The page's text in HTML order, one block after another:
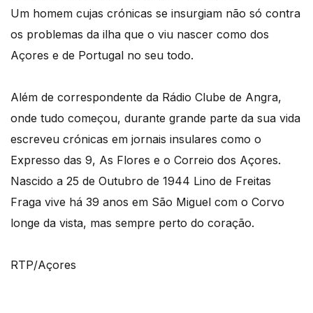
Um homem cujas crónicas se insurgiam não só contra
os problemas da ilha que o viu nascer como dos
Açores e de Portugal no seu todo.
Além de correspondente da Rádio Clube de Angra,
onde tudo começou, durante grande parte da sua vida
escreveu crónicas em jornais insulares como o
Expresso das 9, As Flores e o Correio dos Açores.
Nascido a 25 de Outubro de 1944 Lino de Freitas
Fraga vive há 39 anos em São Miguel com o Corvo
longe da vista, mas sempre perto do coração.
RTP/Açores